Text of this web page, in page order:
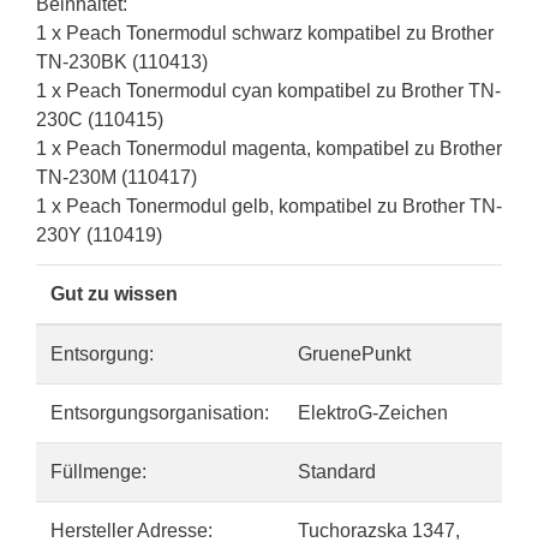
Beinhaltet:
1 x Peach Tonermodul schwarz kompatibel zu Brother
TN-230BK (110413)
1 x Peach Tonermodul cyan kompatibel zu Brother TN-
230C (110415)
1 x Peach Tonermodul magenta, kompatibel zu Brother
TN-230M (110417)
1 x Peach Tonermodul gelb, kompatibel zu Brother TN-
230Y (110419)
Gut zu wissen
Entsorgung: GruenePunkt
Entsorgungsorganisation: ElektroG-Zeichen
Füllmenge: Standard
Hersteller Adresse:
Tuchorazska 1347,